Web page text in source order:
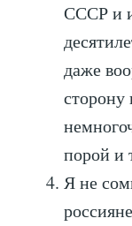
СССР и
даже
сторону
порой и
Я не